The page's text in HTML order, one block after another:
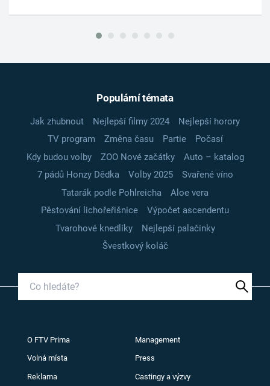
Populární témata
Jak zhubnout Nejlepší filmy 2024
Nejlepší horory
TV program
Změna času Partie
Počasí
Kdy budou volby
ZOO Nové začátky
Auto – katalog
7 pádů Honzy Dědka
Volby 2025
Svařené víno
Tatarák podle Pohlreicha
Aloe vera
Pěstování lichořeřišnice
Výpočet ascendentu
Tvarohové knedlíky
Nejlepší palačinky
Švestkový koláč
O FTV Prima Management
Volná místa Press
Reklama Castingy a výzvy